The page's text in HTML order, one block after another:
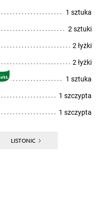
1 sztuka
2 sztuki
2 łyżki
2 łyżki
1 sztuka
1 szczypta
1 szczypta
LISTONIC